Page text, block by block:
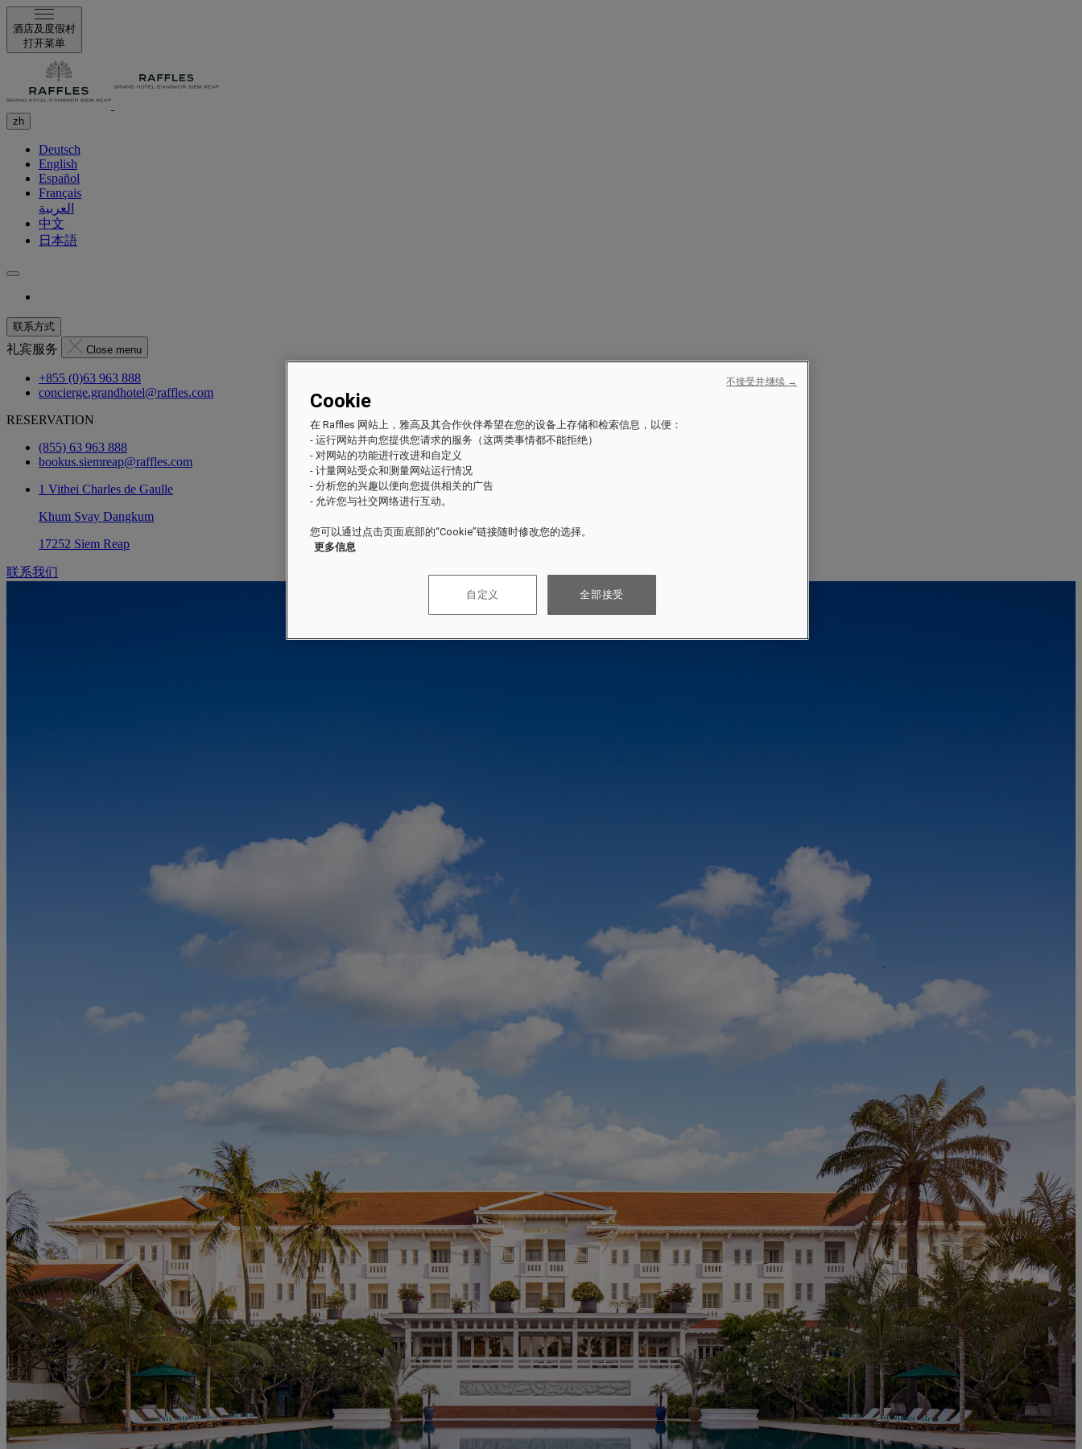
酒店及度假村
打开菜单
zh
Deutsch
English
Español
Français
العربية
中文
日本語
联系方式
礼宾服务 Close menu
+855 (0)63 963 888
concierge.grandhotel@raffles.com
RESERVATION
(855) 63 963 888
bookus.siemreap@raffles.com
1 Vithei Charles de Gaulle
Khum Svay Dangkum
17252 Siem Reap
联系我们
Cookie
在 Raffles 网站上，雅高及其合作伙伴希望在您的设备上存储和检索信息，以便：
- 运行网站并向您提供您请求的服务（这两类事情都不能拒绝）
- 对网站的功能进行改进和自定义
- 计量网站受众和测量网站运行情况
- 分析您的兴趣以便向您提供相关的广告
- 允许您与社交网络进行互动。
您可以通过点击页面底部的“Cookie”链接随时修改您的选择。
更多信息
自定义 全部接受
不接受并继续 →